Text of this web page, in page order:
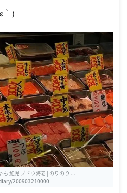
｀ )
鮭児 ブドウ海老 | のりのり ...
200903210000